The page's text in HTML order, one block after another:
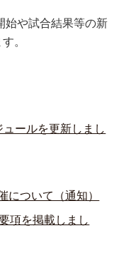
始や試合結果等の新
。
ールを更新しまし
ついて（通知）
項を掲載しまし